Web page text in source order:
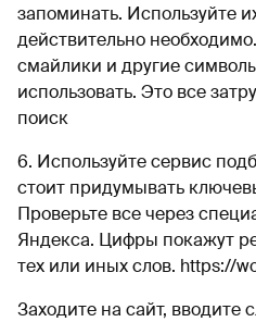
запоминать. Используйте
действительно
смайлики и другие
использовать. Это все
поиск
6. Используйте сервис
стоит придумывать
Проверьте все через
Яндекса. Цифры покажут
тех или иных слов. https://
Заходите на сайт, вводите